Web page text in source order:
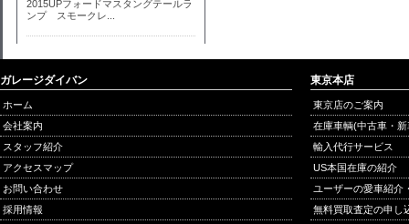
ガレージダイバン
ホーム
会社案内
スタッフ紹介
アクセスマップ
お問い合わせ
採用情報
東京本店
東京店のご案内
在庫車輌(中古車・
輸入代行サービス
US本国在庫の紹介
ユーザーの愛車紹介
無料買取査定の申し